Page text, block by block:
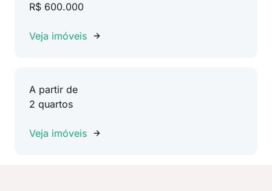
R$ 600.000
Veja imóveis
A partir de
2 quartos
Veja imóveis